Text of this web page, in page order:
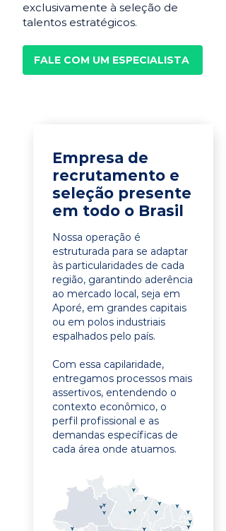
exclusivamente à seleção de
talentos estratégicos.
FALE COM UM ESPECIALISTA
Empresa de
recrutamento e
seleção presente
em todo o Brasil
Nossa operação é
estruturada para se adaptar
às particularidades de cada
região, garantindo aderência
ao mercado local, seja em
Aporé, em grandes capitais
ou em polos industriais
espalhados pelo país.
Com essa capilaridade,
entregamos processos mais
assertivos, entendendo o
contexto econômico, o
perfil profissional e as
demandas específicas de
cada área onde atuamos.